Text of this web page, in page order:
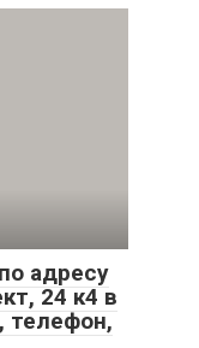
адресу
24 к4 в
телефон,